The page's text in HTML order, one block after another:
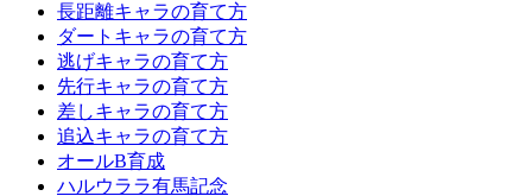
長距離キャラの育て方
ダートキャラの育て方
逃げキャラの育て方
先行キャラの育て方
差しキャラの育て方
追込キャラの育て方
オールB育成
ハルウララ有馬記念